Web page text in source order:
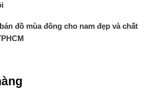
đồ mùa đông cho nam đẹp và chất